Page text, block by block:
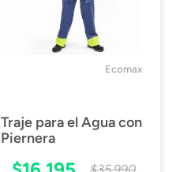
Ecomax
Traje para el Agua con
Piernera